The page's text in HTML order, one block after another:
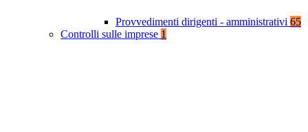
Provvedimenti dirigenti - amministrativi 65
Controlli sulle imprese 1